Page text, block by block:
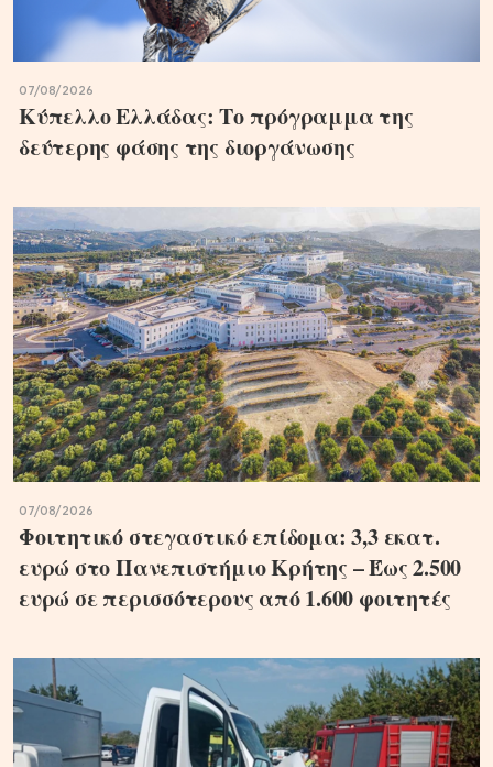
07/08/2026
Κύπελλο Ελλάδας: Το πρόγραμμα της
δεύτερης φάσης της διοργάνωσης
07/08/2026
Φοιτητικό στεγαστικό επίδομα: 3,3 εκατ.
ευρώ στο Πανεπιστήμιο Κρήτης – Έως 2.500
ευρώ σε περισσότερους από 1.600 φοιτητές